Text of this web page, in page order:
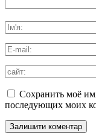
Сохранить моё
последующих моих